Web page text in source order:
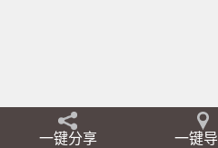
一键分享 一键